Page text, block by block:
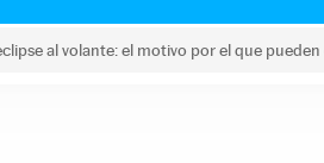
al volante: el motivo por el que